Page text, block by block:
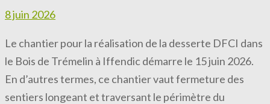
8 juin 2026
Le chantier pour la réalisation de la desserte DFCI dans
le Bois de Trémelin à Iffendic démarre le 15 juin 2026.
En d’autres termes, ce chantier vaut fermeture des
sentiers longeant et traversant le périmètre du